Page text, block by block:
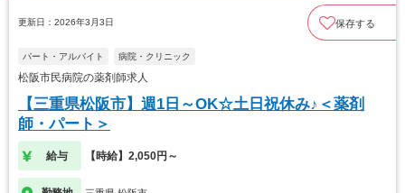
更新日：2026年3月3日 保存する
パート・アルバイト 病院・クリニック
松阪市民病院の薬剤師求人
【三重県松阪市】週1日～OK☆土日祝休み♪＜薬剤
師・パート＞
給与 【時給】2,050円～